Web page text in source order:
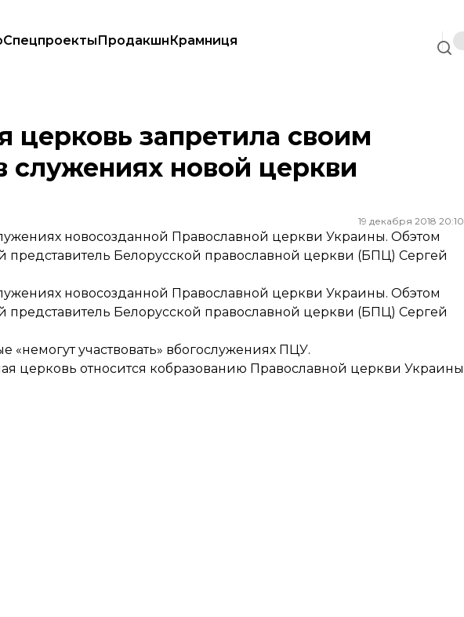
СпецпроектыПродакшнКрамниця
в служениях новой церкви в Украине
церковь запретила своим
служениях новой церкви
19 декабря 2018 20:10
новосозданной Православной церкви Украины. Обэтом
Белорусской православной церкви (БПЦ) Сергей
новосозданной Православной церкви Украины. Обэтом
Белорусской православной церкви (БПЦ) Сергей
«немогут участвовать» вбогослужениях ПЦУ.
церковь относится кобразованию Православной церкви Украины